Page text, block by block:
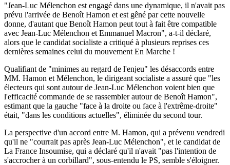
"Jean-Luc Mélenchon est engagé dans une dynamique, il n'avait pas
prévu l'arrivée de Benoît Hamon et est gêné par cette nouvelle
donne, d'autant que Benoît Hamon peut tout à fait être compatible
avec Jean-Luc Mélenchon et Emmanuel Macron", a-t-il déclaré,
alors que le candidat socialiste a critiqué à plusieurs reprises ces
dernières semaines celui du mouvement En Marche !
Qualifiant de "minimes au regard de l'enjeu" les désaccords entre
MM. Hamon et Mélenchon, le dirigeant socialiste a assuré que "les
électeurs qui sont autour de Jean-Luc Mélenchon voient bien que
l'efficacité commande de se rassembler autour de Benoît Hamon",
estimant que la gauche "face à la droite ou face à l'extrême-droite"
était, "dans les conditions actuelles", éliminée du second tour.
La perspective d'un accord entre M. Hamon, qui a prévenu vendredi
qu'il ne "courrait pas après Jean-Luc Mélenchon", et le candidat de
La France Insoumise, qui a déclaré qu'il n'avait "pas l'intention de
s'accrocher à un corbillard", sous-entendu le PS, semble s'éloigner.